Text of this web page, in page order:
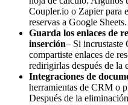
Coupler.io o Zapier para
reservas a Google Sheets.
Guarda los enlaces de
inserción– Si incrustaste
compartiste enlaces de
redirigirlas después de la
Integraciones de
herramientas de CRM o
Después de la